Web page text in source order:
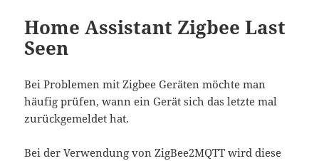
Home Assistant Zigbee Last
Seen
Bei Problemen mit Zigbee Geräten möchte man
häufig prüfen, wann ein Gerät sich das letzte mal
zurückgemeldet hat.
Bei der Verwendung von ZigBee2MQTT wird diese